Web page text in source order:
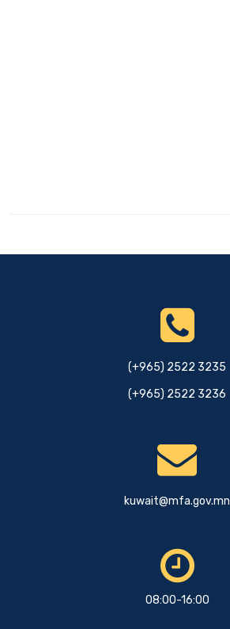
(+965) 2522 3235
(+965) 2522 3236
kuwait@mfa.gov.mn
08:00-16:00